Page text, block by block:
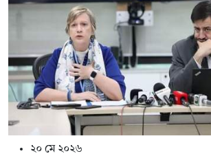
২০ মে ২০২৬